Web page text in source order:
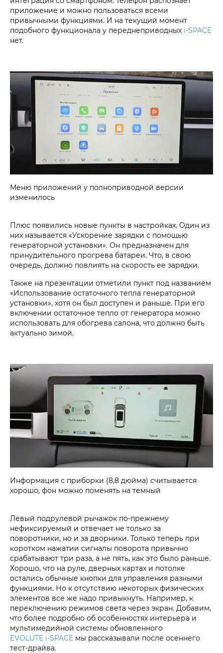
приложение и можно пользоваться всеми
привычными функциями. И на текущий момент
подобного функционала у переднеприводных i‑SPACE
нет.
Меню приложений у полноприводной версии
изменилось
Плюс появились новые пункты в настройках. Один из
них называется «Ускорение зарядки с помощью
генераторной установки». Он предназначен для
принудительного прогрева батареи. Что, в свою
очередь, должно повлиять на скорость ее зарядки.
Также на презентации отметили пункт под названием
«Использование остаточного тепла генераторной
установки», хотя он был доступен и раньше. При его
включении остаточное тепло от генератора можно
использовать для обогрева салона, что должно быть
актуально зимой.
Информация с приборки (8,8 дюйма) считывается
хорошо, фон можно поменять на темный
Левый подрулевой рычажок по-прежнему
нефиксируемый и отвечает не только за
поворотники, но и за дворники. Только теперь при
коротком нажатии сигналы поворота привычно
срабатывают три раза, а не пять, как это было раньше.
Хорошо, что на руле, дверных картах и потолке
остались обычные кнопки для управления разными
функциями. Но к отсутствию некоторых физических
элементов все же надо привыкнуть. Например, к
переключению режимов света через экран. Добавим,
что более подробно об особенностях интерьера и
мультимедийной системы обновленного
EVOLUTE i‑SPACE мы рассказывали после осеннего
тест-драйва.